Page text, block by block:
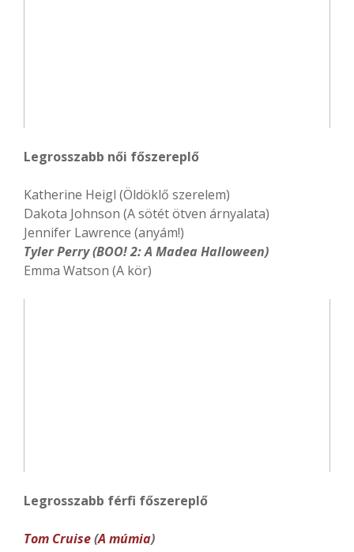
Legrosszabb női főszereplő
Katherine Heigl (Öldöklő szerelem)
Dakota Johnson (A sötét ötven árnyalata)
Jennifer Lawrence (anyám!)
Tyler Perry (BOO! 2: A Madea Halloween)
Emma Watson (A kör)
Legrosszabb férfi főszereplő
Tom Cruise(A múmia)